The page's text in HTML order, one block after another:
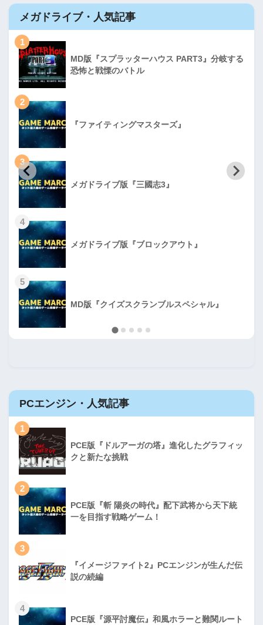
メガドライブ・人気記事
1
MD版『スプラッターハウス PART3』分岐する
恐怖と戦慄のバトル
2
『ファイティングマスターズ』
3
メガドライブ版『三國志3』
4
メガドライブ版『ブロックアウト』
5
MD版『クイズスクランブルスペシャル』
PCエンジン・人気記事
1
PCE版『ドルアーガの塔』進化したグラフィッ
クと新たな挑戦
2
PCE版『斬 陽炎の時代』配下武将から天下統
一を目指す戦略ゲーム！
3
『イメージファイト2』PCエンジンが生んだ伝
説の続編
4
PCE版『源平討魔伝』和風ホラーと難関ルート